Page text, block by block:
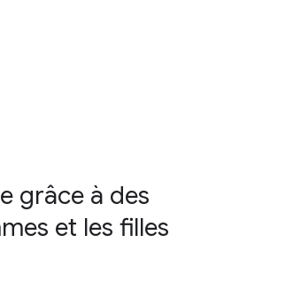
grâce à des
et les filles